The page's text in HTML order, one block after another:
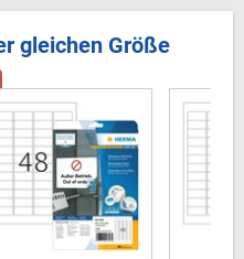
gleichen Größe